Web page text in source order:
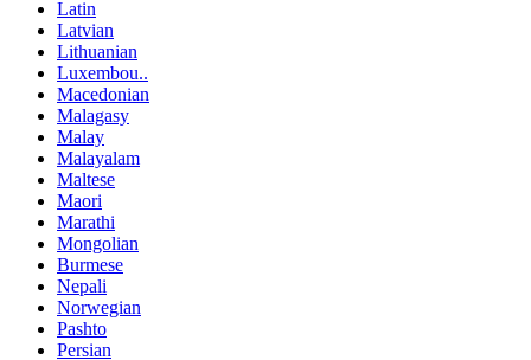
Latin
Latvian
Lithuanian
Luxembou..
Macedonian
Malagasy
Malay
Malayalam
Maltese
Maori
Marathi
Mongolian
Burmese
Nepali
Norwegian
Pashto
Persian